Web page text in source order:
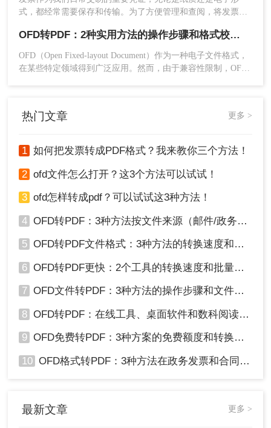
https://pdftoword.55.la/ofd2pdf/
去。
注意：在转换完成后，及时下载并检查转换后的文
您介绍几款值得考虑的转换软件。
式，都经常需要保存和传输。为了方便管理和查阅，将发票转
PDF格式呢？下面将介绍三种简便的方法，帮助您轻松将发票
转为PDF格式。
OFD转PDF：2种实用方法的操作步骤和格式校验要点！
OFD（Open Fixed-layout Document）作为一种电子文件格式，
在某些特定领域得到广泛应用。然而，由于兼容性限制，OFD
热门文章 更多 >
1 如何把发票转成PDF格式？我来教你三个方法！
2 ofd文件怎么打开？这3个方法可以试试！
3 ofd怎样转成pdf？可以试试这3种方法！
4 OFD转PDF：3种方法按文件来源（邮件/政务平台/扫描件）选！
5 OFD转PDF文件格式：3种方法的转换速度和格式保留对比！
6 OFD转PDF更快：2个工具的转换速度和批量处理能力对比！
7 OFD文件转PDF：3种方法的操作步骤和文件大小限制！
8 OFD转PDF：在线工具、桌面软件和数科阅读器，哪个更适合你！
9 OFD免费转PDF：3种方案的免费额度和转换效果实测！
10 OFD格式转PDF：3种方法在政务发票和合同上的转换精度差异！
最新文章 更多 >